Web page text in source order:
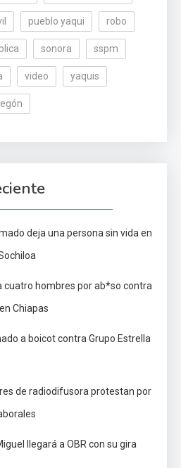
pueblo yaqui robo
sonora sspm
video yaquis
deja una persona sin vida en
cuatro hombres por ab*so contra
Chiapas
a boicot contra Grupo Estrella
de radiodifusora protestan por
llegará a OBR con su gira